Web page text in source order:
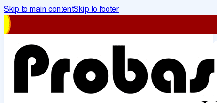
Skip to main contentSkip to footer